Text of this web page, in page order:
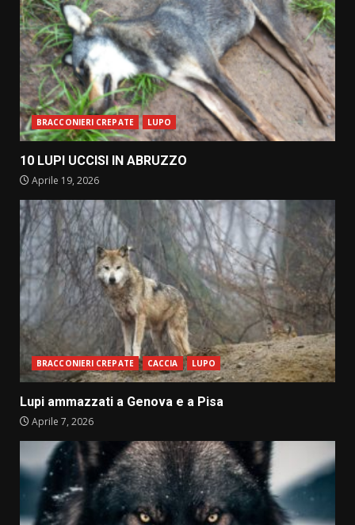
BRACCONIERI CREPATE LUPO
10 LUPI UCCISI IN ABRUZZO
Aprile 19, 2026
BRACCONIERI CREPATE CACCIA LUPO
Lupi ammazzati a Genova e a Pisa
Aprile 7, 2026